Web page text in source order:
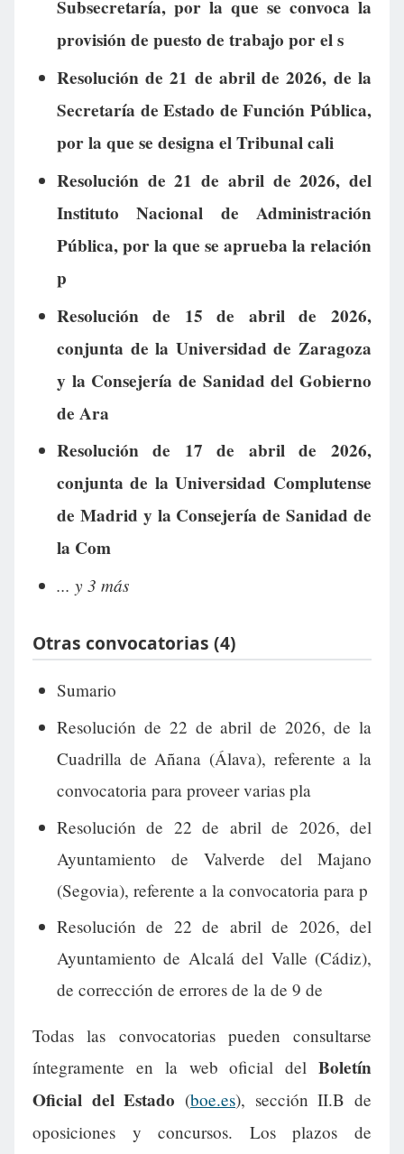
Subsecretaría, por la que se convoca la
provisión de puesto de trabajo por el s
Resolución de 21 de abril de 2026, de la
Secretaría de Estado de Función Pública,
por la que se designa el Tribunal cali
Resolución de 21 de abril de 2026, del
Instituto Nacional de Administración
Pública, por la que se aprueba la relación
p
Resolución de 15 de abril de 2026,
conjunta de la Universidad de Zaragoza
y la Consejería de Sanidad del Gobierno
de Ara
Resolución de 17 de abril de 2026,
conjunta de la Universidad Complutense
de Madrid y la Consejería de Sanidad de
la Com
... y 3 más
Otras convocatorias (4)
Sumario
Resolución de 22 de abril de 2026, de la
Cuadrilla de Añana (Álava), referente a la
convocatoria para proveer varias pla
Resolución de 22 de abril de 2026, del
Ayuntamiento de Valverde del Majano
(Segovia), referente a la convocatoria para p
Resolución de 22 de abril de 2026, del
Ayuntamiento de Alcalá del Valle (Cádiz),
de corrección de errores de la de 9 de
Todas las convocatorias pueden consultarse
íntegramente en la web oficial del Boletín
Oficial del Estado (boe.es), sección II.B de
oposiciones y concursos. Los plazos de